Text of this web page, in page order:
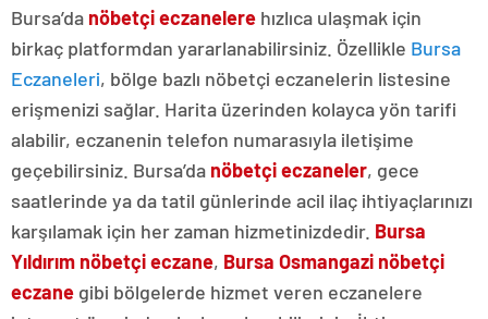
Bursa’da nöbetçi eczanelere hızlıca ulaşmak için
birkaç platformdan yararlanabilirsiniz. Özellikle Bursa
Eczaneleri, bölge bazlı nöbetçi eczanelerin listesine
erişmenizi sağlar. Harita üzerinden kolayca yön tarifi
alabilir, eczanenin telefon numarasıyla iletişime
geçebilirsiniz. Bursa’da nöbetçi eczaneler, gece
saatlerinde ya da tatil günlerinde acil ilaç ihtiyaçlarınızı
karşılamak için her zaman hizmetinizdedir. Bursa
Yıldırım nöbetçi eczane, Bursa Osmangazi nöbetçi
eczane gibi bölgelerde hizmet veren eczanelere